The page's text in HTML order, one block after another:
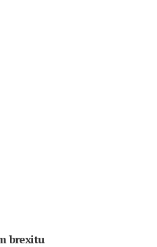
brexitu